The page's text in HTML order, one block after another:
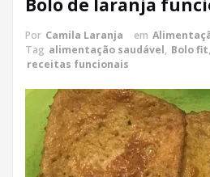
Por Camila Laranja em
Tag alimentação saudável, Bolo fit,
receitas funcionais